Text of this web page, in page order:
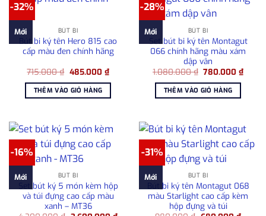
-32%
Mới BÚT BI
Bút bi ký tên Hero 815 cao
cấp màu đen chính hãng
715.000₫ Giá
là:
715.000 ₫.
485.000 ₫Giá
hiện
tại
485.000 ₫.
THÊM VÀO GIỎ HÀNG
-28%
Mới BÚT BI
Set bút bi ký tên Montagut
066 chính hãng màu xám
dập vân
1.080.000₫ Giá
là:
1.080.000 ₫.
780.000₫Giá
hiện
THÊM VÀO GIỎ HÀNG
-16%
Mới BÚT BI
Set bút ký 5 món kèm hộp
và túi đựng cao cấp màu
xanh – MT36
-31%
Mới BÚT BI
Bút bi ký tên Montagut 068
màu Starlight cao cấp kèm
hộp đựng và túi